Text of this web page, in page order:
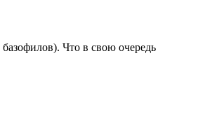
Что в свою очередь